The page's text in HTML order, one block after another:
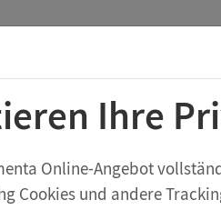
Ihre
Online-Angebot
Cookies und andere
Sekundarstufe Geräte